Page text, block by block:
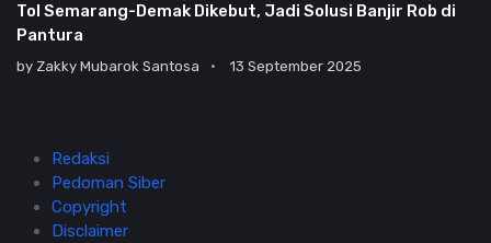
Tol Semarang-Demak Dikebut, Jadi Solusi Banjir Rob di
Pantura
by Zakky Mubarok Santosa 13 September 2025
Redaksi
Pedoman Siber
Copyright
Disclaimer